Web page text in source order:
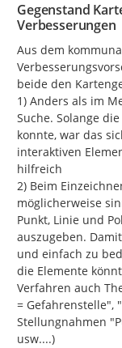
Gegenstand
Verbesserungen
Aus dem
beide den
1) Anders als im
Suche. Solange
konnte, war das
interaktiven
hilfreich
2) Beim
möglicherweise
Punkt, Linie und
auszugeben.
und einfach zu
die Elemente
Verfahren auch
= Gefahrenstelle",
Stellungnahmen
usw....)